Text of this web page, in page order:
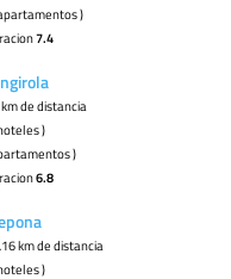
)
7.4
de distancia
)
)
6.8
km de distancia
)